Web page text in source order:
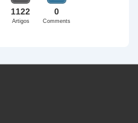
1122
Artigos
0
Comments